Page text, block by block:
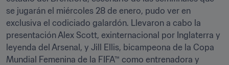
se jugarán el miércoles 28 de enero, pudo ver en
exclusiva el codiciado galardón. Llevaron a cabo la
presentación Alex Scott, exinternacional por Inglaterra y
leyenda del Arsenal, y Jill Ellis, bicampeona de la Copa
Mundial Femenina de la FIFA™ como entrenadora y